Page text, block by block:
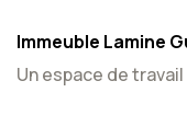
Immeuble Lamine
Un espace de